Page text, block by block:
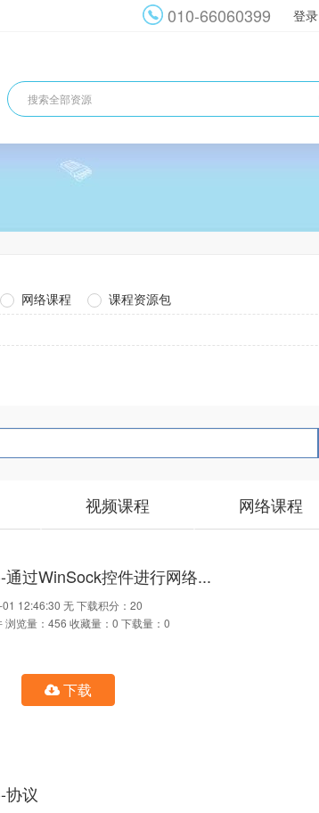
登录
010-66060399
网络课程
课程资源包
视频课程 网络课程
通过WinSock控件进行网络...
01 12:46:30 无下载积分：20
浏览量：456 收藏量：0 下载量：0
下载
协议